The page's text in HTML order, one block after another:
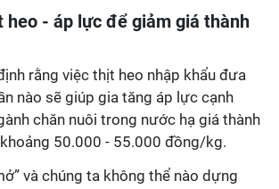
heo - áp lực để giảm giá thành
rằng việc thịt heo nhập khẩu đưa
nào sẽ giúp gia tăng áp lực cạnh
chăn nuôi trong nước hạ giá thành
50.000 - 55.000 đồng/kg.
và chúng ta không thể nào dựng